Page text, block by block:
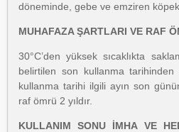
döneminde, gebe ve emziren
MUHAFAZA ŞARTLARI VE RAF
30°C’den yüksek sıcaklıkta
belirtilen son kullanma tarihinden
kullanma tarihi ilgili ayın son
raf ömrü 2 yıldır.
KULLANIM SONU İMHA VE